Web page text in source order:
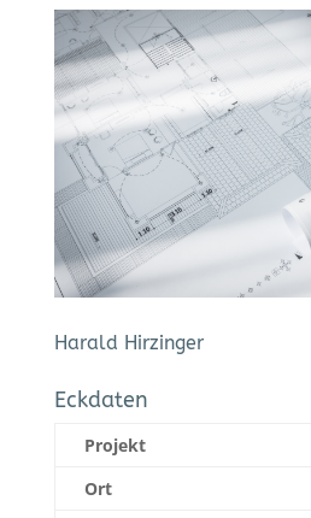
Harald Hirzinger
Eckdaten
Projekt
Ort